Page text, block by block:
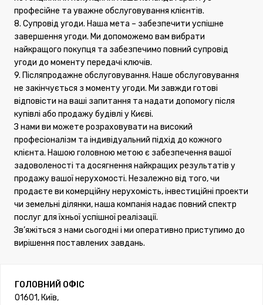
професійне та уважне обслуговування клієнтів.
8. Супровід угоди. Наша мета – забезпечити успішне
завершення угоди. Ми допоможемо вам вибрати
найкращого покупця та забезпечимо повний супровід
угоди до моменту передачі ключів.
9. Післяпродажне обслуговування. Наше обслуговування
не закінчується з моменту угоди. Ми завжди готові
відповісти на ваші запитання та надати допомогу після
купівлі або продажу будівлі у Києві.
З нами ви можете розраховувати на високий
професіоналізм та індивідуальний підхід до кожного
клієнта. Нашою головною метою є забезпечення вашої
задоволеності та досягнення найкращих результатів у
продажу вашої нерухомості. Незалежно від того, чи
продаєте ви комерційну нерухомість, інвестиційні проекти
чи земельні ділянки, наша компанія надає повний спектр
послуг для їхньої успішної реалізації.
Зв’яжіться з нами сьогодні і ми оперативно приступимо до
вирішення поставлених завдань.
ГОЛОВНИЙ ОФІС
01601, Київ,